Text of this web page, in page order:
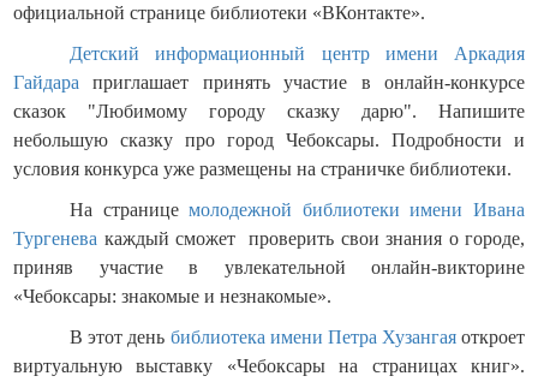
официальной странице библиотеки «ВКонтакте».
Детский информационный центр имени Аркадия
Гайдара приглашает принять участие в онлайн-конкурсе
сказок "Любимому городу сказку дарю". Напишите
небольшую сказку про город Чебоксары. Подробности и
условия конкурса уже размещены на страничке библиотеки.
На страницемолодежной библиотеки имени Ивана
Тургенева каждый сможет проверить свои знания о городе,
приняв участие в увлекательной онлайн-викторине
«Чебоксары: знакомые и незнакомые».
В этот день библиотека имени Петра Хузангаяоткроет
виртуальную выставку «Чебоксары на страницах книг».